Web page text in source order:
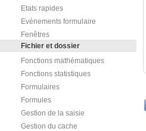
Etats rapides
Evénements formulaire
Fenêtres
Fichier et dossier
Fonctions mathématiques
Fonctions statistiques
Formulaires
Formules
Gestion de la saisie
Gestion du cache